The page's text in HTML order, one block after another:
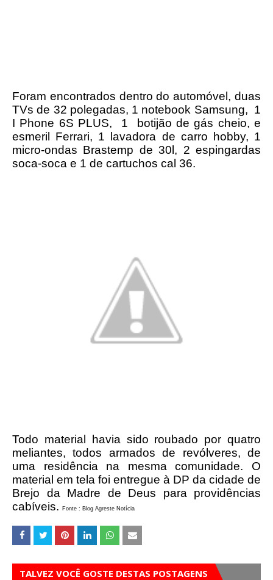
Foram encontrados dentro do automóvel, duas
TVs de 32 polegadas, 1 notebook Samsung, 1
I Phone 6S PLUS, 1 botijão de gás cheio, e
esmeril Ferrari, 1 lavadora de carro hobby, 1
micro-ondas Brastemp de 30l, 2 espingardas
soca-soca e 1 de cartuchos cal 36.
Todo material havia sido roubado por quatro
meliantes, todos armados de revólveres, de
uma residência na mesma comunidade. O
material em tela foi entregue à DP da cidade de
Brejo da Madre de Deus para providências
cabíveis.
Fonte : Blog Agreste Notícia
TALVEZ VOCÊ GOSTE DESTAS POSTAGENS